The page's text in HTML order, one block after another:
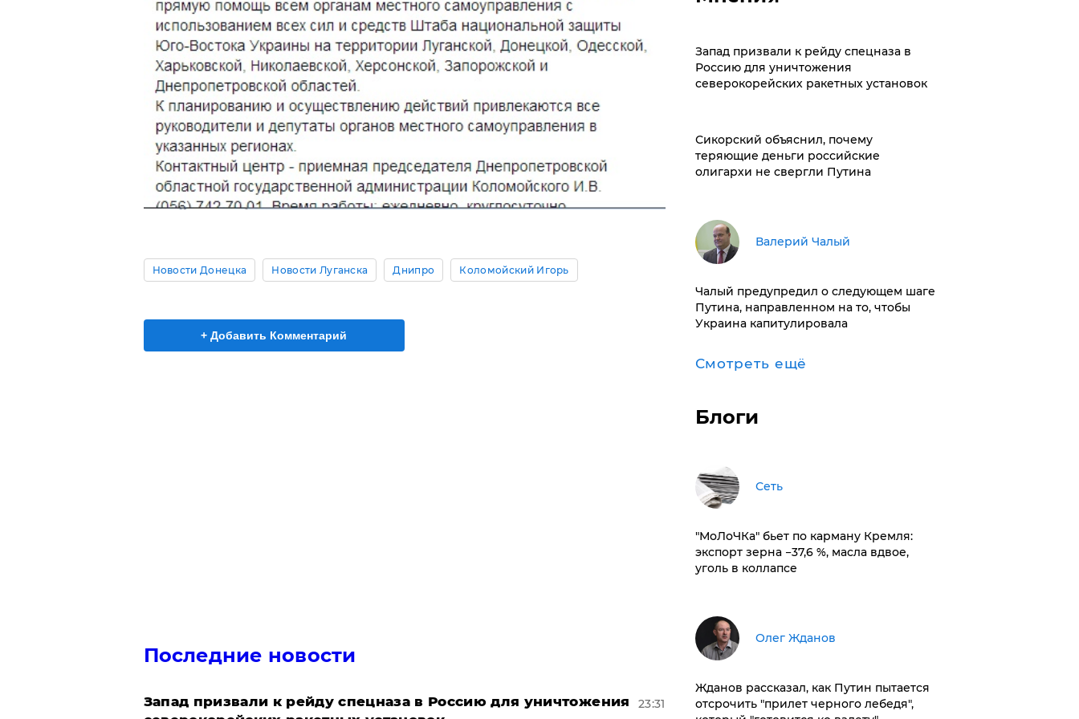
Новости Донецка Новости Луганска Днипро Коломойский Игорь
+ Добавить Комментарий
Последние новости
Запад призвали к рейду спецназа в Россию для уничтожения
23:31
Запад призвали к рейду спецназа в
Россию для уничтожения
северокорейских ракетных установок
Сикорский объяснил, почему
теряющие деньги российские
олигархи не свергли Путина
Валерий Чалый
Чалый предупредил о следующем шаге
Путина, направленном на то, чтобы
Украина капитулировала
Смотреть ещё
Блоги
Сеть
​"МоЛоЧКа" бьет по карману Кремля:
экспорт зерна −37,6 %, масла вдвое,
уголь в коллапсе
Олег Жданов
Жданов рассказал, как Путин пытается
отсрочить "прилет черного лебедя",